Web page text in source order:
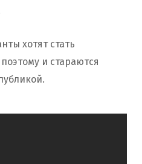
хотят стать
и стараются